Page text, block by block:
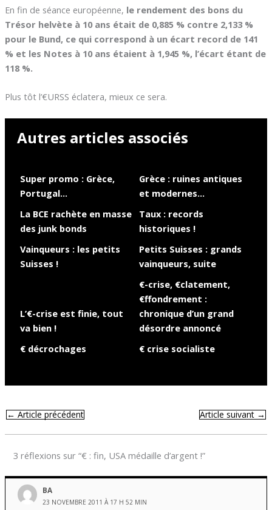
En fin de séance européenne, le rendement des bons du
Trésor helvète à 10 ans était de 0,885 % contre 2,133 %
pour le Bund, ce qui correspond à un écart record de 141
% et les Notes à 10 ans étaient à 1,945 %, l’écart étant de
118 %.
Plus tôt l’€URSS éclatera, mieux ce sera.
Autres articles associés
Super promo : Grèce,
Portugal…
Grèce : ruines antiques
et modernes…
La BCE rachète en masse
des junk bonds
Taux : records
historiques !
Vainqueurs : les petits
Suisses !
Petits Suisses : grands
vainqueurs, suite
L’€-crise est finie, tout
va bien !
€-crise, €clatement,
€ffondrement :
chronique d’un grand
désordre annoncé
€ décrochages
€ crise socialiste
←Article précédent Article suivant→
3 réflexions sur “€ : fin, USA médaille d’argent !”
BA
23 NOVEMBRE 2011 À 17 H 52 MIN